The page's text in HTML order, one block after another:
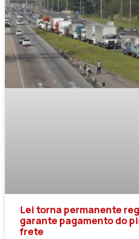
Lei torna permanente
garante pagamento do
frete